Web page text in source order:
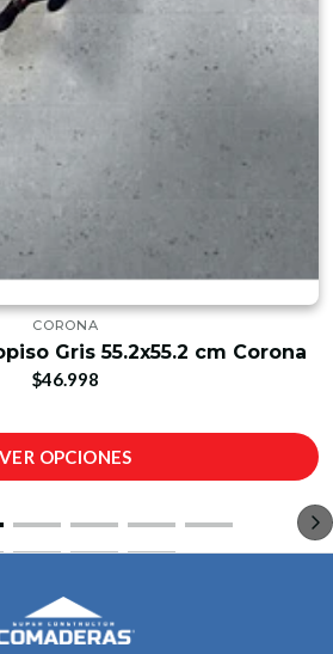
CORONA
Gris 55.2x55.2 cm Corona
$46.998
VER OPCIONES